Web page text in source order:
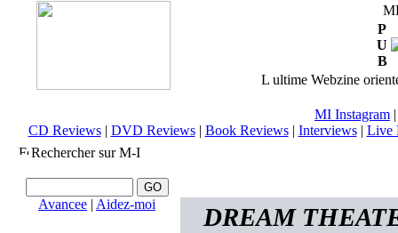
P
U
B
L ultime Webzine
MI Instagram
CD Reviews| DVD Reviews| Book Reviews| Interviews| Live
Rechercher sur M-I
Avancee | Aidez-moi DREAM